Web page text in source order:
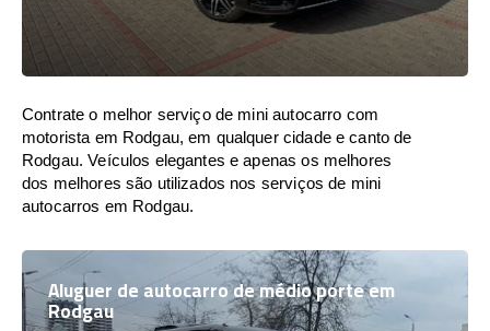
Contrate o melhor serviço de mini autocarro com
motorista em Rodgau, em qualquer cidade e canto de
Rodgau. Veículos elegantes e apenas os melhores
dos melhores são utilizados nos serviços de mini
autocarros em Rodgau.
Aluguer de autocarro de médio porte em
Rodgau